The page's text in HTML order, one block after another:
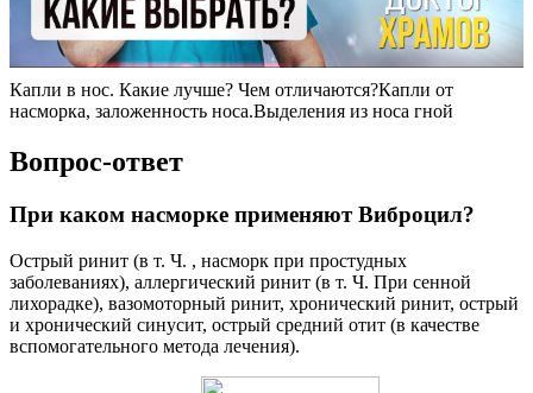
Капли в нос. Какие лучше? Чем отличаются?Капли от
насморка, заложенность носа.Выделения из носа гной
Вопрос-ответ
При каком насморке применяют Виброцил?
Острый ринит (в т. Ч. , насморк при простудных
заболеваниях), аллергический ринит (в т. Ч. При сенной
лихорадке), вазомоторный ринит, хронический ринит, острый
и хронический синусит, острый средний отит (в качестве
вспомогательного метода лечения).